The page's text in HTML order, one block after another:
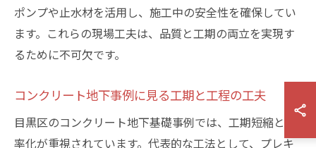
ポンプや止水材を活用し、施工中の安全性を確保してい
ます。これらの現場工夫は、品質と工期の両立を実現す
るために不可欠です。
コンクリート地下事例に見る工期と工程の工夫
目黒区のコンクリート地下基礎事例では、工期短縮と効
率化が重視されています。代表的な工法として、プレキ